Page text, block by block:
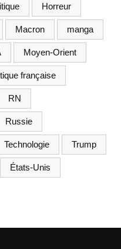
Horreur
Macron manga
Moyen-Orient
française
RN
Russie
Technologie Trump
États-Unis